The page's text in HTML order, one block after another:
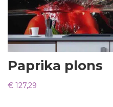
Paprika plons
€ 127,29